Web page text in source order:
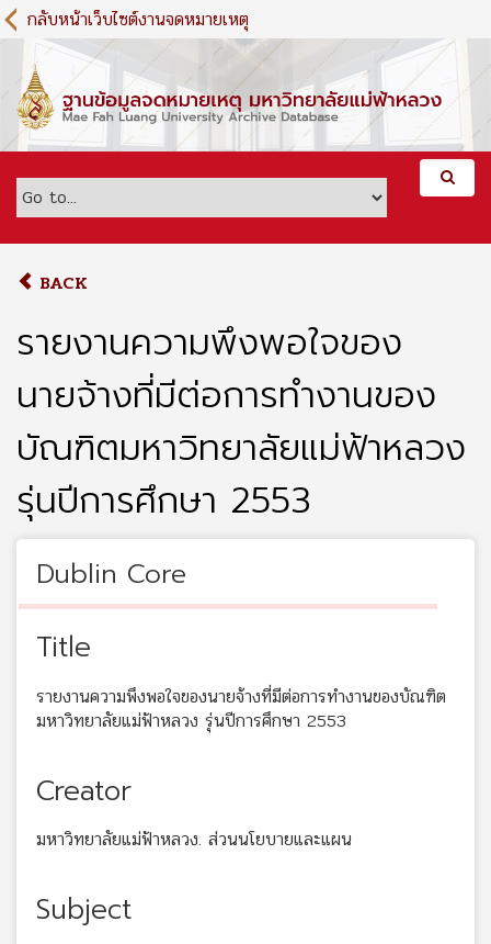
S
k
m
c
กลับหน้าเว็บไซต์งานจดหมายเหตุ
BACK
รายงานความพึงพอใจของ
นายจ้างที่มีต่อการทำงานของ
บัณฑิตมหาวิทยาลัยแม่ฟ้าหลวง
รุ่นปีการศึกษา 2553
Dublin Core
Title
รายงานความพึงพอใจของนายจ้างที่มีต่อการทำงานของบัณฑิต
มหาวิทยาลัยแม่ฟ้าหลวง รุ่นปีการศึกษา 2553
Creator
มหาวิทยาลัยแม่ฟ้าหลวง. ส่วนนโยบายและแผน
Subject